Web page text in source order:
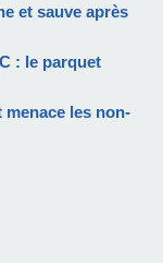
et sauve après
: le parquet
les non-